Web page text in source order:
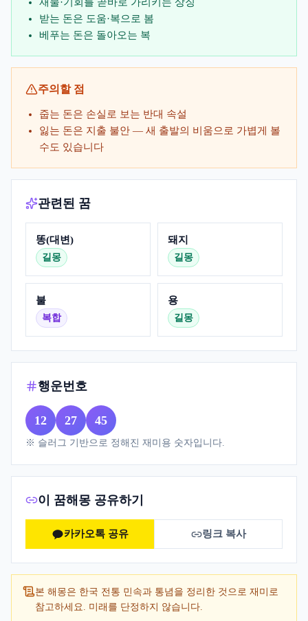
받는 돈은 도움·복으로 봄
베푸는 돈은 돌아오는 복
주의할 점
줍는 돈은 손실로 보는 반대 속설
잃는 돈은 지출 불안 — 새 출발의 비움으로 가볍게 볼
수도 있습니다
관련된 꿈
똥(대변)
길몽
돼지
길몽
불
복합
용
길몽
행운번호
12 27 45
※ 슬러그 기반으로 정해진 재미용 숫자입니다.
이 꿈해몽 공유하기
카카오톡 공유 링크 복사
본 해몽은 한국 전통 민속과 통념을 정리한 것으로 재미로
참고하세요. 미래를 단정하지 않습니다.